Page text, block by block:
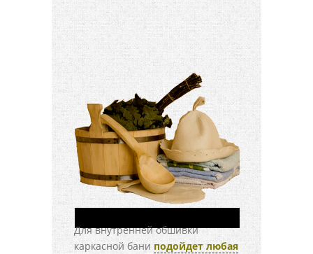
Для внутренней обшивки
каркасной бани подойдет любая